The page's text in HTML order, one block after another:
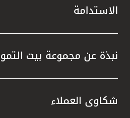
الاستدامة
نبذة عن مجموعة بيت
شكاوى العملاء